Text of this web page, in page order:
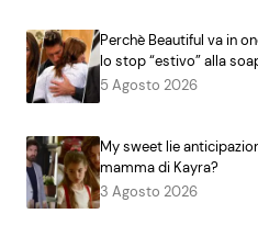
Perchè Beautiful va in
lo stop “estivo” alla
5 Agosto 2026
My sweet lie
mamma di Kayra?
3 Agosto 2026